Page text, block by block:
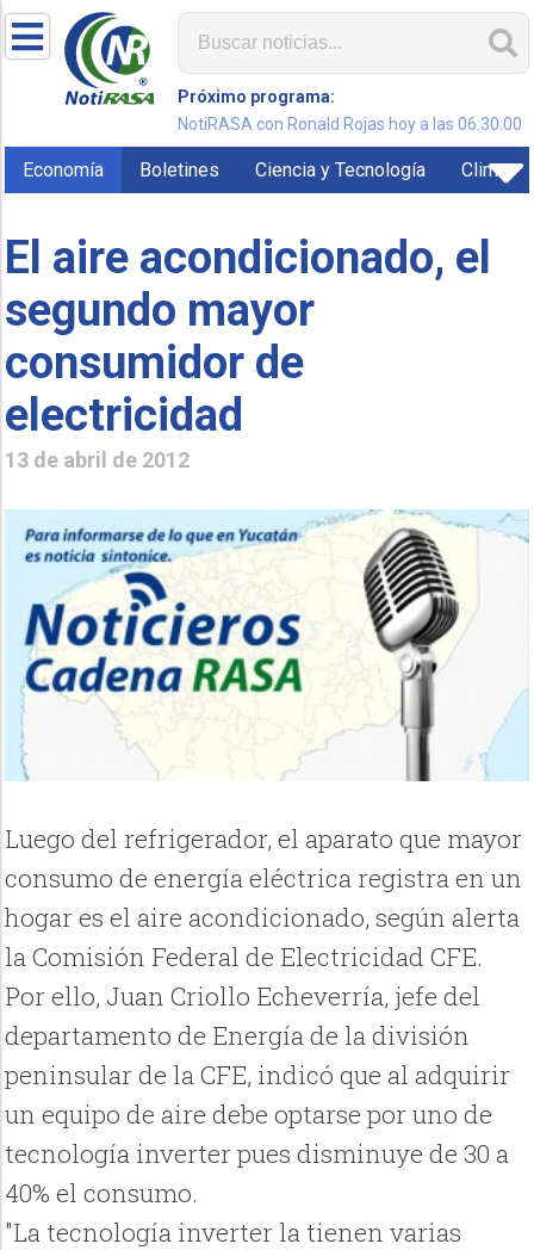
Próximo programa:
NotiRASA con Ronald Rojas hoy a las 06:30:00
Economía Boletines Ciencia y Tecnología Clima
El aire acondicionado, el
segundo mayor
consumidor de
electricidad
13 de abril de 2012
Luego del refrigerador, el aparato que mayor
consumo de energía eléctrica registra en un
hogar es el aire acondicionado, según alerta
la Comisión Federal de Electricidad CFE.
Por ello, Juan Criollo Echeverría, jefe del
departamento de Energía de la división
peninsular de la CFE, indicó que al adquirir
un equipo de aire debe optarse por uno de
tecnología inverter pues disminuye de 30 a
40% el consumo.
"La tecnología inverter la tienen varias